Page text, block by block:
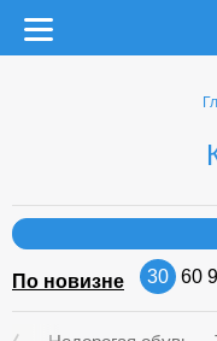
По новизне 30 60